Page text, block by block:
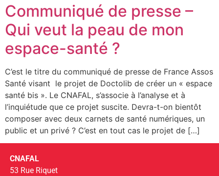
Communiqué de presse –
Qui veut la peau de mon
espace-santé ?
C’est le titre du communiqué de presse de France Assos
Santé visant le projet de Doctolib de créer un « espace
santé bis ». Le CNAFAL, s’associe à l’analyse et à
l’inquiétude que ce projet suscite. Devra-t-on bientôt
composer avec deux carnets de santé numériques, un
public et un privé ? C’est en tout cas le projet de […]
CNAFAL
53 Rue Riquet